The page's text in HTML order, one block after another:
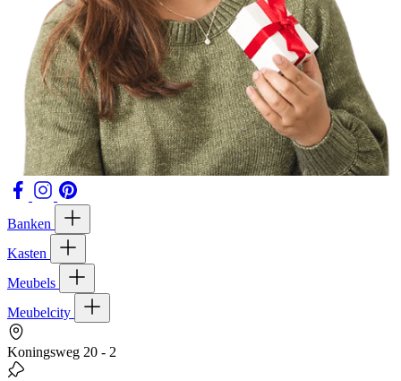
Banken
Kasten
Meubels
Meubelcity
Koningsweg 20 - 2